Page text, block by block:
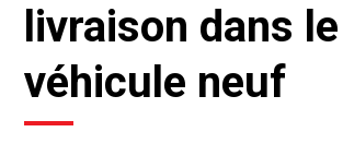
livraison dans le
véhicule neuf